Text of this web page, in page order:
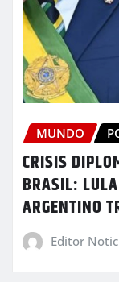
MUNDO
CRISIS
BRASIL:
ARGENTINO
Editor